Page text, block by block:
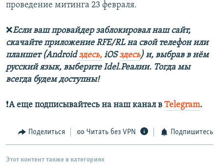
проведение митинга 23 февраля.
❌Если ваш провайдер заблокировал наш сайт,
скачайте приложение RFE/RL на свой телефон или
планшет (Androidздесь, iOSздесь) и, выбрав в нём
русский язык, выберите Idel.Реалии. Тогда мы
всегда будем доступны!
❗️А еще подписывайтесь на наш канал в Telegram.
Поделиться Читать без VPN Подпишитесь
Этот контент также в категориях